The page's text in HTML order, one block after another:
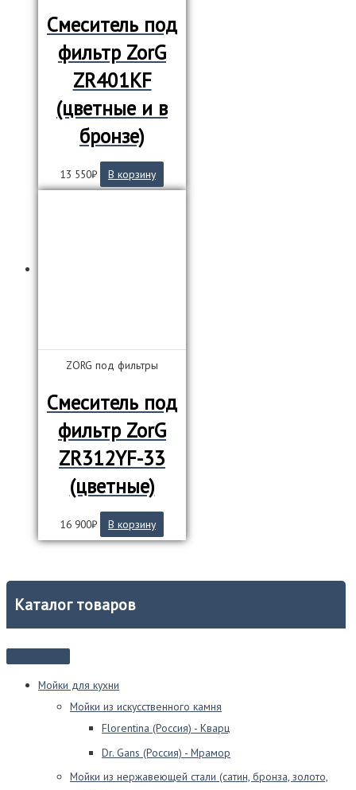
Каталог товаров
Мойки для кухни
Мойки из искусственного камня
Florentina (Россия) - Кварц
Dr. Gans (Россия) - Мрамор
Мойки из нержавеющей стали (сатин, бронза, золото,
Смеситель под
фильтр ZorG
ZR401KF
(цветные и в
бронзе)
13 550₽ В корзину
ZORG под фильтры
Смеситель под
фильтр ZorG
ZR312YF-33
(цветные)
16 900₽ В корзину